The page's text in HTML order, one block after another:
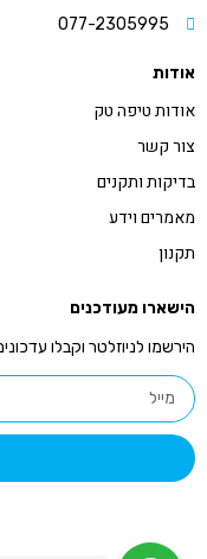
077-2305995
אודות
אודות טיפה טק
צור קשר
בדיקות ותקנים
מאמרים וידע
תקנון
הישארו מעודכנים
הירשמו לניוזלטר וקבלו